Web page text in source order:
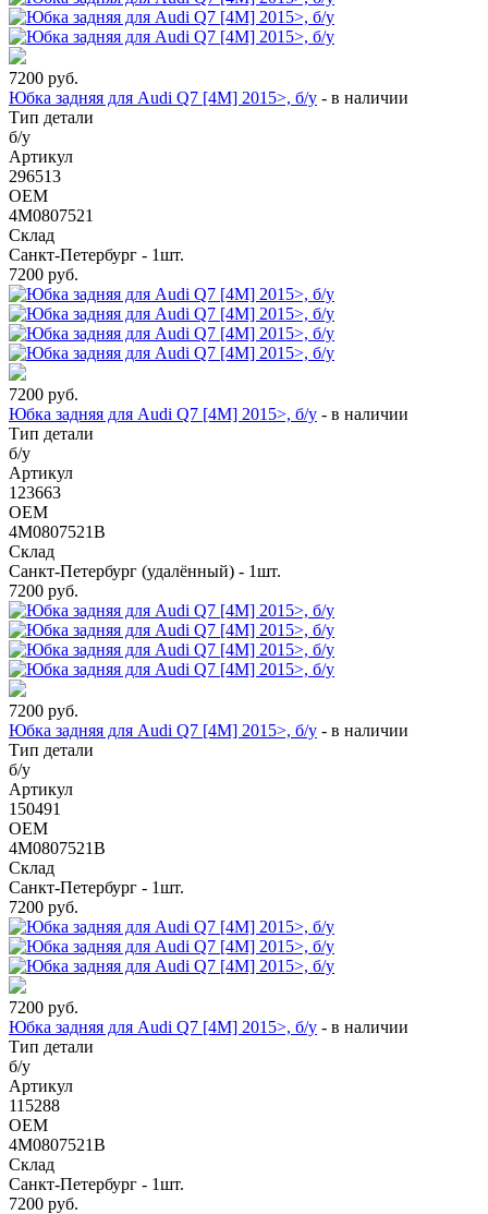
7200 руб.
Юбка задняя для Audi Q7 [4M] 2015>, б/у - в наличии
Тип детали
б/у
Артикул
296513
OEM
4M0807521
Склад
Санкт-Петербург - 1шт.
7200 руб.
7200 руб.
Юбка задняя для Audi Q7 [4M] 2015>, б/у - в наличии
Тип детали
б/у
Артикул
123663
OEM
4M0807521B
Склад
Санкт-Петербург (удалённый) - 1шт.
7200 руб.
7200 руб.
Юбка задняя для Audi Q7 [4M] 2015>, б/у - в наличии
Тип детали
б/у
Артикул
150491
OEM
4M0807521B
Склад
Санкт-Петербург - 1шт.
7200 руб.
7200 руб.
Юбка задняя для Audi Q7 [4M] 2015>, б/у - в наличии
Тип детали
б/у
Артикул
115288
OEM
4M0807521B
Склад
Санкт-Петербург - 1шт.
7200 руб.